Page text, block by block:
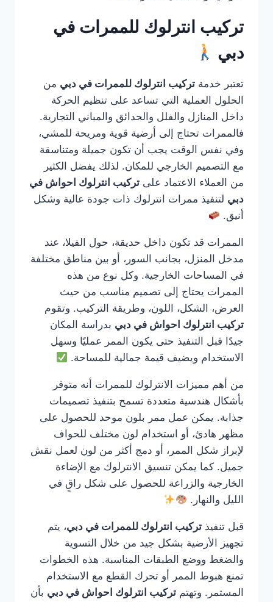
تركيب انترلوك للممرات في
دبي
تعتبر خدمة تركيب انترلوك للممرات في دبي من
الحلول العملية التي تساعد على تنظيم الحركة
داخل المنازل والفلل والحدائق والمباني التجارية.
فالممرات تحتاج إلى أرضية قوية ومريحة للمشي،
وفي نفس الوقت يجب أن تكون جميلة ومتناسقة
مع التصميم الخارجي للمكان. لذلك يفضل الكثير
من العملاء الاعتماد على تركيب انترلوك احواش في
دبي لتنفيذ ممرات انترلوك ذات جودة عالية وشكل
أنيق.
الممرات قد تكون داخل حديقة، حول الفيلا، عند
مدخل المنزل، بجانب السور، أو بين مناطق مختلفة
في المساحات الخارجية. وكل نوع من هذه
الممرات يحتاج إلى تصميم مناسب من حيث
العرض، الشكل، اللون، وطريقة التركيب. وتقوم
تركيب انترلوك احواش في دبي بدراسة المكان
جيدًا قبل التنفيذ حتى يكون الممر عمليًا وسهل
الاستخدام ويضيف قيمة جمالية للمساحة.
من أهم مميزات الانترلوك للممرات أنه متوفر
بأشكال هندسية متعددة تسمح بتنفيذ تصميمات
جذابة. يمكن عمل ممر بلون موحد للحصول على
مظهر هادئ، أو استخدام لون مختلف للحواف
لإبراز شكل الممر، أو دمج أكثر من لون لعمل نقش
جميل. كما يمكن تنسيق الانترلوك مع الإضاءة
الخارجية والزراعة للحصول على شكل راقٍ في
الليل والنهار.
قبل تنفيذ تركيب انترلوك للممرات في دبي، يتم
تجهيز الأرضية بشكل جيد من خلال التسوية
والضغط ووضع الطبقات المناسبة. هذه الخطوات
تمنع هبوط الممر أو تحرك القطع مع الاستخدام
المستمر. وتهتم تركيب انترلوك احواش في دبي بأن